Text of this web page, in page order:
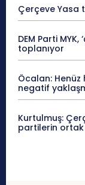
Çerçeve Yasa
DEM Parti
toplanıyor
Öcalan:
negatif
Kurtulmuş:
partilerin ortak